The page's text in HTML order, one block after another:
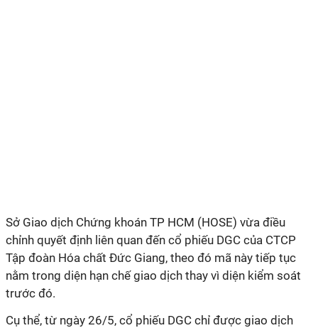
Sở Giao dịch Chứng khoán TP HCM (HOSE) vừa điều
chỉnh quyết định liên quan đến cổ phiếu DGC của CTCP
Tập đoàn Hóa chất Đức Giang, theo đó mã này tiếp tục
nằm trong diện hạn chế giao dịch thay vì diện kiểm soát
trước đó.
Cụ thể, từ ngày 26/5, cổ phiếu DGC chỉ được giao dịch